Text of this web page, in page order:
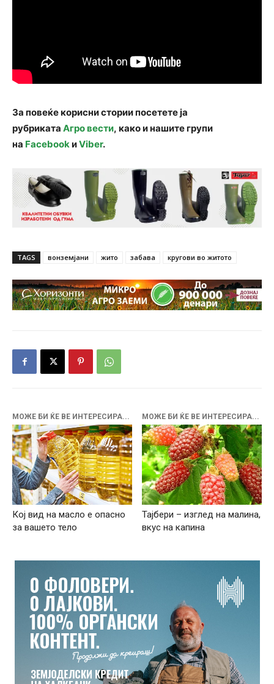
За повеќе корисни стории посетете ја
рубриката Агро вести, како и нашите групи
на Facebook иViber.
TAGS вонземјани жито забава кругови во житото
МОЖЕ БИ ЌЕ ВЕ ИНТЕРЕСИРА...
Кој вид на масло е опасно
за вашето тело
МОЖЕ БИ ЌЕ ВЕ ИНТЕРЕСИРА...
Тајбери – изглед на малина,
вкус на капина